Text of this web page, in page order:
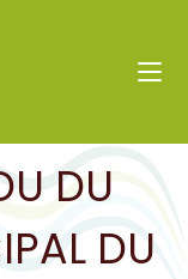
DU
DU